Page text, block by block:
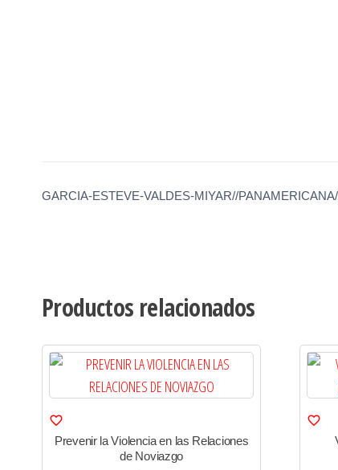
GARCIA-ESTEVE-VALDES-MIYAR//
Productos relacionados
Prevenir la Violencia en las Relaciones
de Noviazgo